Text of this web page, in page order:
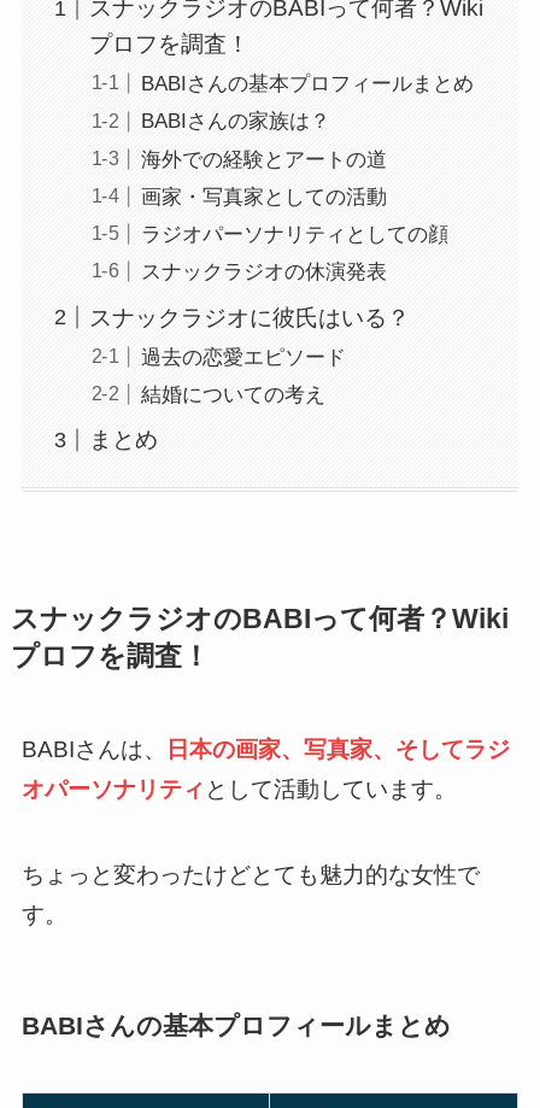
スナックラジオのBABIって何者？Wiki
プロフを調査！
BABIさんの基本プロフィールまとめ
BABIさんの家族は？
海外での経験とアートの道
画家・写真家としての活動
ラジオパーソナリティとしての顔
スナックラジオの休演発表
スナックラジオに彼氏はいる？
過去の恋愛エピソード
結婚についての考え
まとめ
スナックラジオのBABIって何者？Wiki
プロフを調査！
BABIさんは、
日本の画家、写真家、そしてラジ
オパーソナリティ として活動しています。
ちょっと変わったけどとても魅力的な女性で
す。
BABIさんの基本プロフィールまとめ